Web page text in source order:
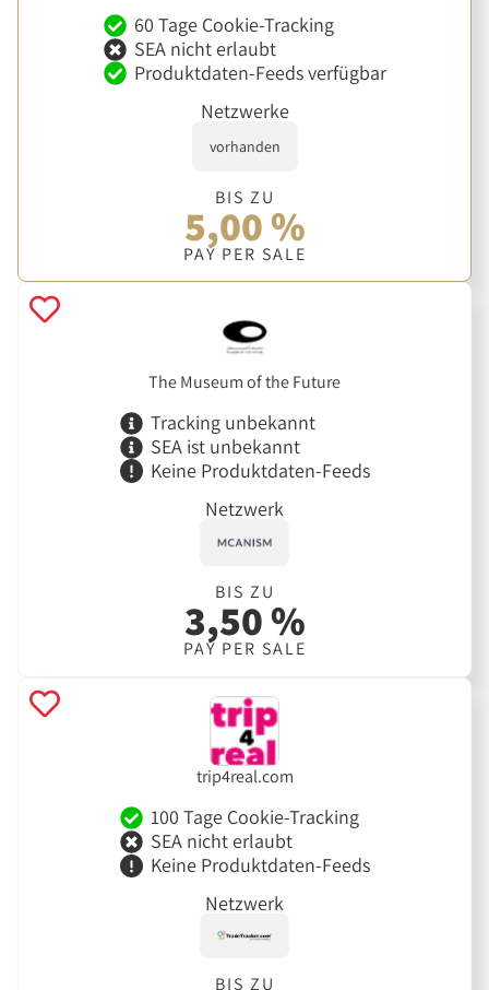
60 Tage Cookie-Tracking
SEA nicht erlaubt
Produktdaten-Feeds verfügbar
Netzwerke
vorhanden
BIS ZU
5,00 %
PAY PER SALE
The Museum of the Future
Tracking unbekannt
SEA ist unbekannt
Keine Produktdaten-Feeds
Netzwerk
BIS ZU
3,50 %
PAY PER SALE
trip4real.com
100 Tage Cookie-Tracking
SEA nicht erlaubt
Keine Produktdaten-Feeds
Netzwerk
BIS ZU